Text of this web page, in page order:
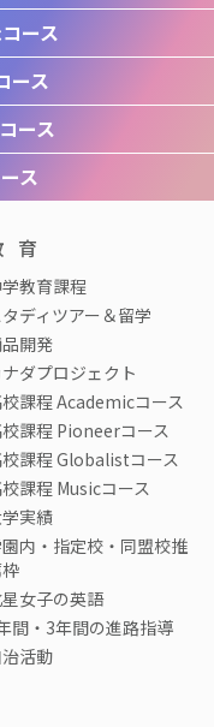
ース
ース
ース
ス
育
教育課程
タディツアー＆留学
開発
ダプロジェクト
課程 Academicコース
課程 Pioneerコース
課程 Globalistコース
課程 Musicコース
実績
内・指定校・同盟校推
女子の英語
間・3年間の進路指導
治活動